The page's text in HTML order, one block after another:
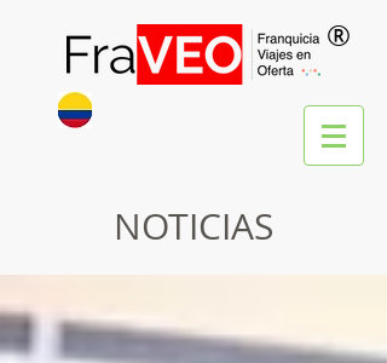
®
NOTICIAS